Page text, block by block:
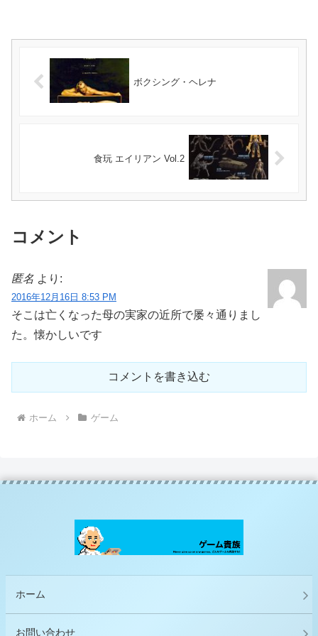
ボクシング・ヘレナ
食玩 エイリアン Vol.2
コメント
匿名 より:
2016年12月16日 8:53 PM
そこは亡くなった母の実家の近所で屡々通りまし
た。懐かしいです
コメントを書き込む
ホーム ゲーム
ホーム
お問い合わせ